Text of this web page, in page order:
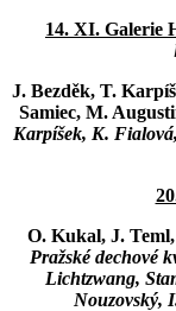
14. XI. Galerie
J. Bezděk, T.
Samiec, M.
Karpíšek, K.
O. Kukal, J.
Pražské dechové
Lichtzwang,
Nouzovský,